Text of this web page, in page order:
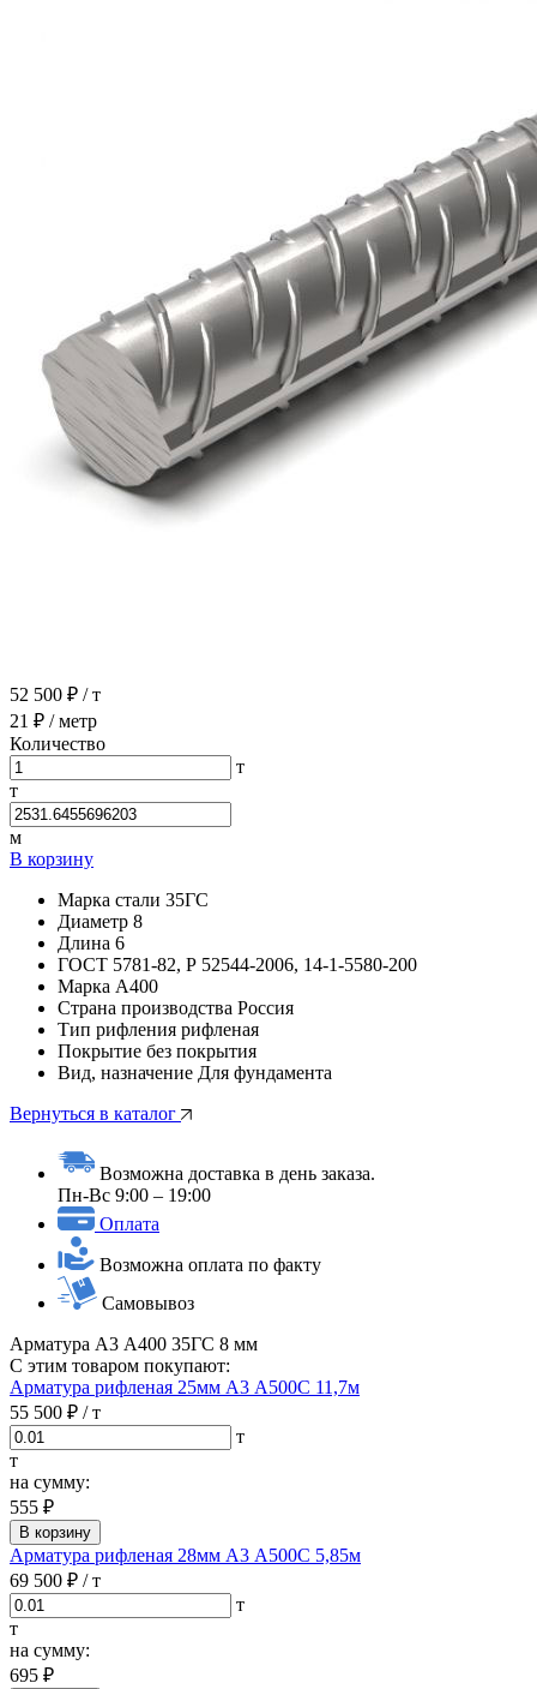
52 500 ₽ / т
21 ₽ / метр
Количество
т
т
м
В корзину
Марка стали 35ГС
Диаметр 8
Длина 6
ГОСТ 5781-82, Р 52544-2006, 14-1-5580-200
Марка А400
Страна производства Россия
Тип рифления рифленая
Покрытие без покрытия
Вид, назначение Для фундамента
Вернуться в каталог
Возможна доставка в день заказа.
Пн-Вс 9:00 – 19:00
Оплата
Возможна оплата по факту
Самовывоз
Арматура А3 А400 35ГС 8 мм
С этим товаром покупают:
Арматура рифленая 25мм А3 А500С 11,7м
55 500 ₽ / т
т
т
на сумму:
555 ₽
В корзину
Арматура рифленая 28мм А3 А500С 5,85м
69 500 ₽ / т
т
т
на сумму:
695 ₽